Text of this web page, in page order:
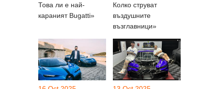
Това ли е най-
караният Bugatti»
Колко струват
въздушните
възглавници»